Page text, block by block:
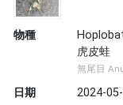
物種
虎皮蛙
無尾目
日期
2024-